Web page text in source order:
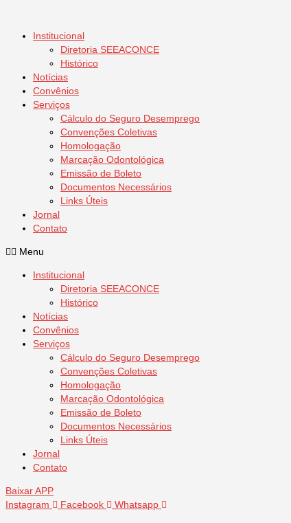
Institucional
Diretoria SEEACONCE
Histórico
Notícias
Convênios
Serviços
Cálculo do Seguro Desemprego
Convenções Coletivas
Homologação
Marcação Odontológica
Emissão de Boleto
Documentos Necessários
Links Úteis
Jornal
Contato
Menu
Institucional
Diretoria SEEACONCE
Histórico
Notícias
Convênios
Serviços
Cálculo do Seguro Desemprego
Convenções Coletivas
Homologação
Marcação Odontológica
Emissão de Boleto
Documentos Necessários
Links Úteis
Jornal
Contato
Baixar APP
Instagram
Facebook Whatsapp